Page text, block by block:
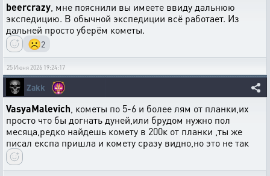
beercrazy , мне пояснили вы имеете ввиду дальнюю
экспедицию. В обычной экспедиции всё работает. Из
дальней просто уберём кометы.
☹️2
25 Июня 2026 19:24:17
Zakk
VasyaMalevich , кометы по 5-6 и более лям от планки,их
просто что бы догнать дуней,или брудом нужно пол
месяца,редко найдешь комету в 200к от планки ,ты же
писал експа пришла и комету сразу видно,но это не так